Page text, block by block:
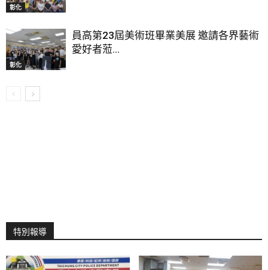
彰化
彰化
員高第23屆美術班畢業美展 邀請各界藝術
愛好者蒞...
特別報導